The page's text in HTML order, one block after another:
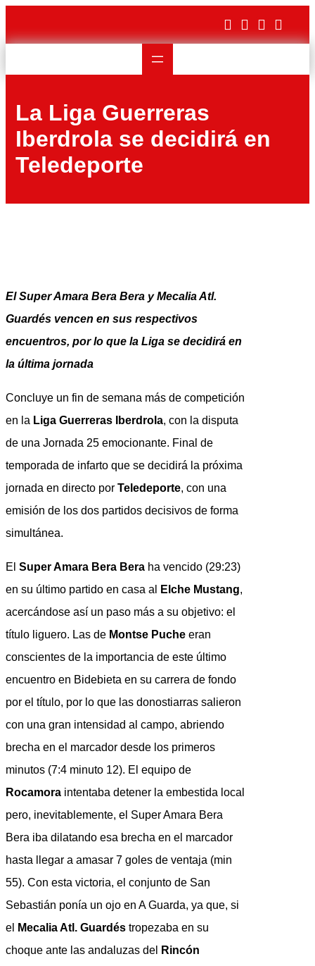
contenido
La Liga Guerreras
Iberdrola se decidirá en
Teledeporte
El Super Amara Bera Bera y Mecalia Atl.
Guardés vencen en sus respectivos
encuentros, por lo que la Liga se decidirá en
la última jornada
Concluye un fin de semana más de competición
en la Liga Guerreras Iberdrola, con la disputa
de una Jornada 25 emocionante. Final de
temporada de infarto que se decidirá la próxima
jornada en directo por Teledeporte, con una
emisión de los dos partidos decisivos de forma
simultánea.
El Super Amara Bera Bera ha vencido (29:23)
en su último partido en casa al
Elche Mustang,
acercándose así un paso más a su objetivo: el
título liguero. Las de Montse Puche eran
conscientes de la importancia de este último
encuentro en Bidebieta en su carrera de fondo
por el título, por lo que las donostiarras salieron
con una gran intensidad al campo, abriendo
brecha en el marcador desde los primeros
minutos (7:4 minuto 12). El equipo de
Rocamora intentaba detener la embestida local
pero, inevitablemente, el Super Amara Bera
Bera iba dilatando esa brecha en el marcador
hasta llegar a amasar 7 goles de ventaja (min
55). Con esta victoria, el conjunto de San
Sebastián ponía un ojo en A Guarda, ya que, si
el
Mecalia Atl. Guardés tropezaba en su
choque ante las andaluzas del
Rincón